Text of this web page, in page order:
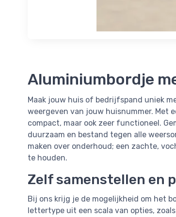
Aluminiumbordje
Maak jouw huis of bedrijfspand uniek
weergeven van jouw huisnummer. Met
compact, maar ook zeer functioneel.
duurzaam en bestand tegen alle
maken over onderhoud; een zachte,
te houden.
Zelf samenstellen en
Bij ons krijg je de mogelijkheid om het
lettertype uit een scala van opties,